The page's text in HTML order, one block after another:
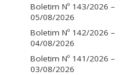
Boletim Nº 143/2026 –
05/08/2026
Boletim Nº 142/2026 –
04/08/2026
Boletim Nº 141/2026 –
03/08/2026